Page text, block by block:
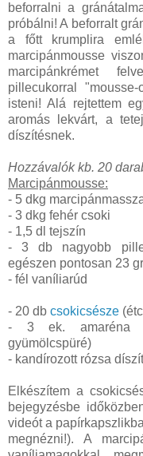
beforralni a
próbálni! A beforralt
a főtt krumplira
marcipánmousse
marcipánkrémet
pillecukorral
isteni! Alá rejtettem
aromás lekvárt, a
díszítésnek.
Hozzávalók kb. 20
Marcipánmousse:
- 5 dkg
- 3 dkg fehér csoki
- 1,5 dl tejszín
- 3 db nagyobb
egészen pontosan 23
- fél vaníliarúd
- 20 db csokicsésze
- 3 ek. amaréna
gyümölcspüré)
- kandírozott rózsa
Elkészítem a
bejegyzésbe
videót a
megnézni!). A